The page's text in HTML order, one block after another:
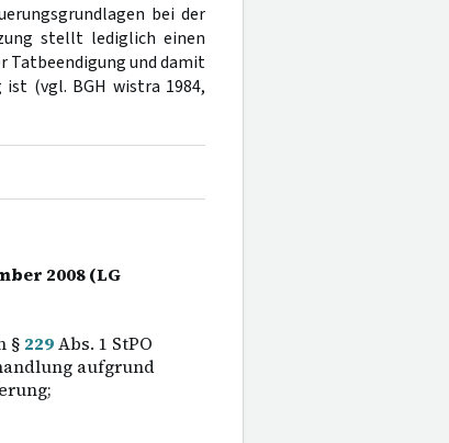
bei der
stellt lediglich einen
Tatbeendigung und damit
(vgl. BGH wistra 1984,
2008 (LG
§ 229Abs. 1 StPO
aufgrund